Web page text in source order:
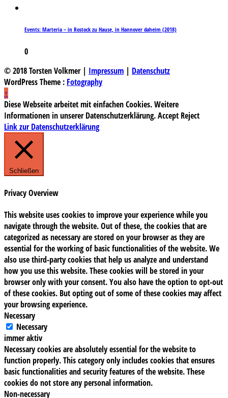
Events: Marteria – in Rostock zu Hause, in Hannover daheim (2018)
0
© 2018 Torsten Volkmer | Impressum | Datenschutz
WordPress Theme : Fotography
↑
Diese Webseite arbeitet mit einfachen Cookies. Weitere
Informationen in unserer Datenschutzerklärung.Accept Reject
Link zur Datenschutzerklärung
Schließen
Privacy Overview
This website uses cookies to improve your experience while you
navigate through the website. Out of these, the cookies that are
categorized as necessary are stored on your browser as they are
essential for the working of basic functionalities of the website. We
also use third-party cookies that help us analyze and understand
how you use this website. These cookies will be stored in your
browser only with your consent. You also have the option to opt-out
of these cookies. But opting out of some of these cookies may affect
your browsing experience.
Necessary
Necessary
immer aktiv
Necessary cookies are absolutely essential for the website to
function properly. This category only includes cookies that ensures
basic functionalities and security features of the website. These
cookies do not store any personal information.
Non-necessary